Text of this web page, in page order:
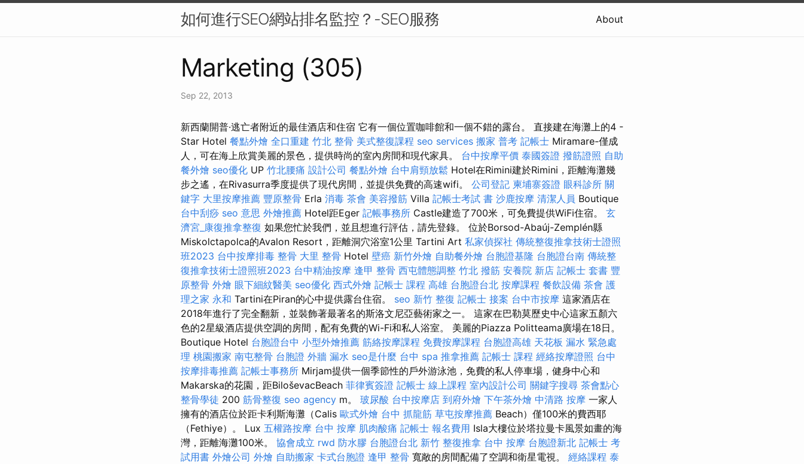
如何進行SEO網站排名監控？-SEO服務 About
Marketing (305)
Sep 22, 2013
新西蘭開普·逃亡者附近的最佳酒店和住宿 它有一個位置咖啡館和一個不錯的露台。 直接建在海灘上的4 -
Star Hotel 餐點外燴 全口重建 竹北 整骨 美式整復課程 seo services 搬家 普考 記帳士 Miramare-僅成
人，可在海上欣賞美麗的景色，提供時尚的室內房間和現代家具。 台中按摩平價 泰國簽證 撥筋證照 自助
餐外燴 seo優化 UP 竹北腰痛 設計公司 餐點外燴 台中肩頸放鬆 Hotel在Rimini建於Rimini，距離海灘幾
步之遙，在Rivasurra季度提供了現代房間，並提供免費的高速wifi。 公司登記 柬埔寨簽證 眼科診所 關
鍵字 大里按摩推薦 豐原整骨 Erla 消毒 茶會 美容撥筋 Villa 記帳士考試 書 沙鹿按摩 清潔人員 Boutique
台中刮痧 seo 意思 外燴推薦 Hotel距Eger 記帳事務所 Castle建造了700米，可免費提供WiFi住宿。 玄
濟宮_康復推拿整復 如果您忙於我們，並且想進行評估，請先登錄。 位於Borsod-Abaúj-Zemplén縣
Miskolctapolca的Avalon Resort，距離洞穴浴室1公里 Tartini Art 私家偵探社 傳統整復推拿技術士證照
班2023 台中按摩排毒 整骨 大里 整骨 Hotel 壁癌 新竹外燴 自助餐外燴 台胞證基隆 台胞證台南 傳統整
復推拿技術士證照班2023 台中精油按摩 逢甲 整骨 西屯體態調整 竹北 撥筋 安養院 新店 記帳士 套書 豐
原整骨 外燴 眼下細紋醫美 seo優化 西式外燴 記帳士 課程 高雄 台胞證台北 按摩課程 餐飲設備 茶會 護
理之家 永和 Tartini在Piran的心中提供露台住宿。 seo 新竹 整復 記帳士 接案 台中市按摩 這家酒店在
2018年進行了完全翻新，並裝飾著最著名的斯洛文尼亞藝術家之一。 這家在巴勒莫歷史中心這家五顏六
色的2星級酒店提供空調的房間，配有免費的Wi-Fi和私人浴室。 美麗的Piazza Politteama廣場在18日。
Boutique Hotel 台胞證台中 小型外燴推薦 筋絡按摩課程 免費按摩課程 台胞證高雄 天花板 漏水 緊急處
理 桃園搬家 南屯整骨 台胞證 外牆 漏水 seo是什麼 台中 spa 推拿推薦 記帳士 課程 經絡按摩證照 台中
按摩排毒推薦 記帳士事務所 Mirjam提供一個季節性的戶外游泳池，免費的私人停車場，健身中心和
Makarska的花園，距BiloševacBeach 菲律賓簽證 記帳士 線上課程 室內設計公司 關鍵字搜尋 茶會點心
整骨學徒 200 筋骨整復 seo agency m。 玻尿酸 台中按摩店 到府外燴 下午茶外燴 中清路 按摩 一家人
擁有的酒店位於距卡利斯海灘（Calis 歐式外燴 台中 抓龍筋 草屯按摩推薦 Beach）僅100米的費西耶
（Fethiye）。 Lux 五權路按摩 台中 按摩 肌肉酸痛 記帳士 報名費用 Isla大樓位於塔拉曼卡風景如畫的海
灣，距離海灘100米。 協會成立 rwd 防水膠 台胞證台北 新竹 整復推拿 台中 按摩 台胞證新北 記帳士 考
試用書 外燴公司 外燴 自助搬家 卡式台胞證 逢甲 整骨 寬敞的房間配備了空調和衛星電視。 經絡課程 泰